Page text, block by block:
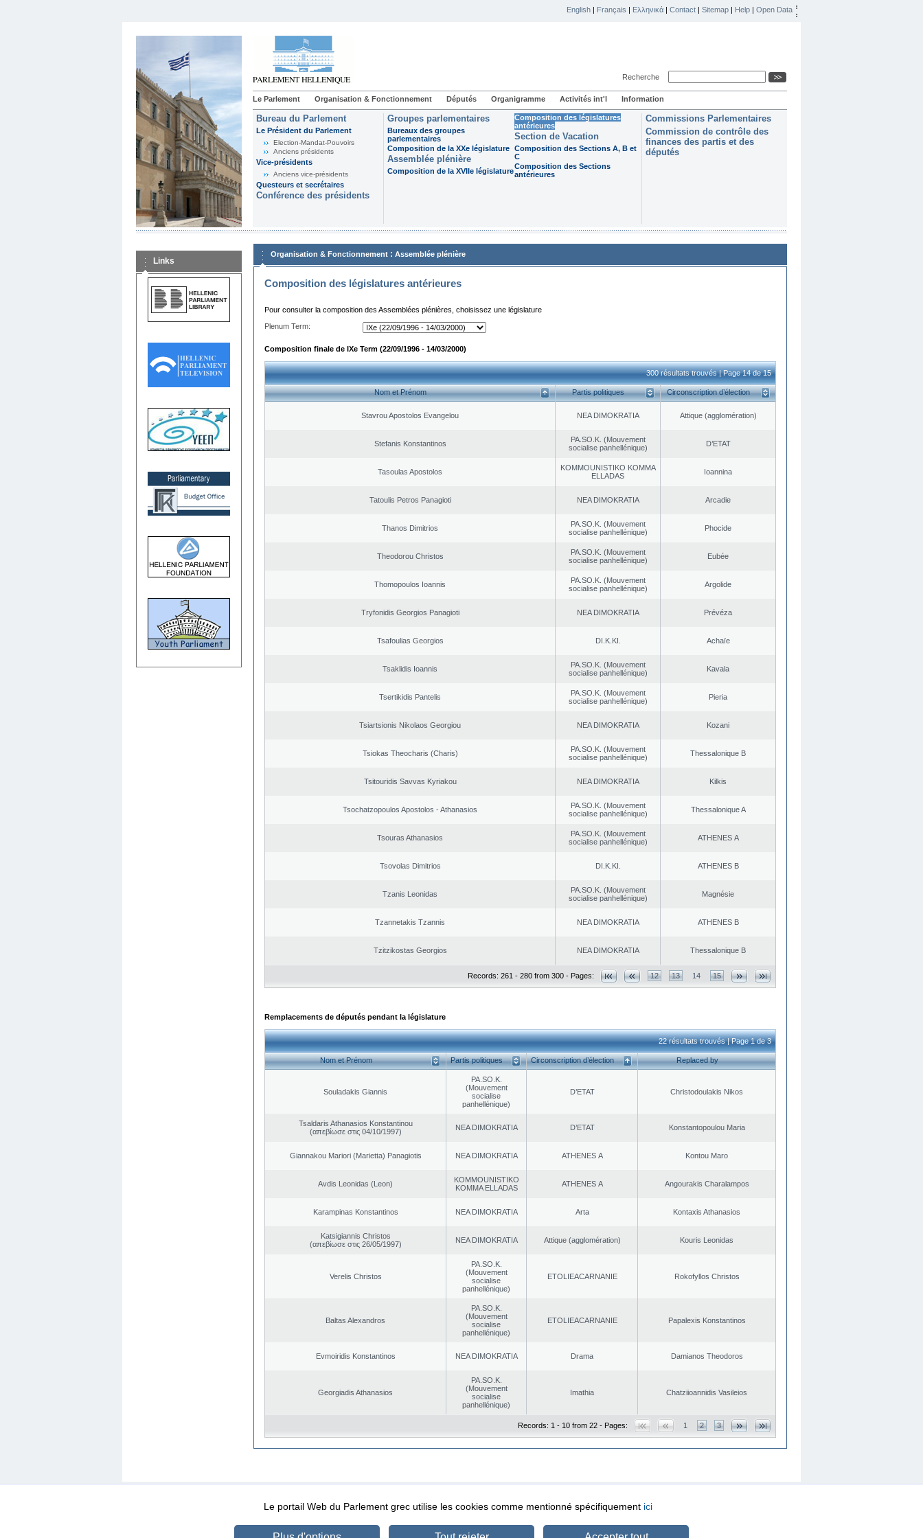
English | Français | Ελληνικά | Contact | Sitemap | Help | Open Data
Recherche
Le Parlement Organisation & Fonctionnement Députés Organigramme Activités int'l Information
Bureau du Parlement
Le Président du Parlement
Election-Mandat-Pouvoirs
Anciens présidents
Vice-présidents
Anciens vice-présidents
Questeurs et secrétaires
Conférence des présidents
Groupes parlementaires
Bureaux des groupes
parlementaires
Composition de la XXe législature
Assemblée plénière
Composition de la XVIIe législature
Composition des législatures
antérieures
Section de Vacation
Composition des Sections A, B et
C
Composition des Sections
antérieures
Commissions Parlementaires
Commission de contrôle des
finances des partis et des
députés
Links
Organisation & Fonctionnement : Assemblée plénière
Composition des législatures antérieures
Pour consulter la composition des Assemblées plénières, choisissez une législature
Plenum Term:
Composition finale de IXe Term (22/09/1996 - 14/03/2000)
300 résultats trouvés | Page 14 de 15
Nom et Prénom Partis politiques Circonscription d’élection
Stavrou Apostolos Evangelou NEA DΙMOKRATIA Αttique (agglomération)
Stefanis Konstantinos
PA.SO.K. (Mouvement
socialise panhellénique)
D’ETAT
Tasoulas Apostolos
KOMMOUNISTIKO KOMMA
ELLADAS
Ioannina
Tatoulis Petros Panagioti NEA DΙMOKRATIA Arcadie
Thanos Dimitrios
PA.SO.K. (Mouvement
socialise panhellénique)
Phocide
Theodorou Christos
PA.SO.K. (Mouvement
socialise panhellénique)
Eubée
Thomopoulos Ioannis
PA.SO.K. (Mouvement
socialise panhellénique)
Argolide
Tryfonidis Georgios Panagioti NEA DΙMOKRATIA Prévéza
Tsafoulias Georgios DI.K.KI. Achaïe
Tsaklidis Ioannis
PA.SO.K. (Mouvement
socialise panhellénique)
Kavala
Tsertikidis Pantelis
PA.SO.K. (Mouvement
socialise panhellénique)
Pieria
Tsiartsionis Nikolaos Georgiou NEA DΙMOKRATIA Kozani
Tsiokas Theocharis (Charis)
PA.SO.K. (Mouvement
socialise panhellénique)
Thessalonique B
Tsitouridis Savvas Kyriakou NEA DΙMOKRATIA Kilkis
Tsochatzopoulos Apostolos - Athanasios
PA.SO.K. (Mouvement
socialise panhellénique)
Thessalonique A
Tsouras Athanasios
PA.SO.K. (Mouvement
socialise panhellénique)
ATHENES Α
Tsovolas Dimitrios DI.K.KI. ATHENES Β
Tzanis Leonidas
PA.SO.K. (Mouvement
socialise panhellénique)
Magnésie
Tzannetakis Tzannis NEA DΙMOKRATIA ATHENES Β
Tzitzikostas Georgios NEA DΙMOKRATIA Thessalonique B
Records: 261 - 280 from 300 - Pages: 12 13 14 15
Remplacements de députés pendant la législature
22 résultats trouvés | Page 1 de 3
Nom et Prénom Partis politiques Circonscription d’élection Replaced by
Souladakis Giannis
PA.SO.K.
(Mouvement
socialise
panhellénique)
D’ETAT Christodoulakis Nikos
Tsaldaris Athanasios Konstantinou
(απεβίωσε στις 04/10/1997)
NEA DΙMOKRATIA D’ETAT Konstantopoulou Maria
Giannakou Mariori (Marietta) Panagiotis NEA DΙMOKRATIA ATHENES Α Kontou Maro
Avdis Leonidas (Leon)
KOMMOUNISTIKO
KOMMA ELLADAS
ATHENES Α Angourakis Charalampos
Karampinas Konstantinos NEA DΙMOKRATIA Arta Kontaxis Athanasios
Katsigiannis Christos
(απεβίωσε στις 26/05/1997)
NEA DΙMOKRATIA Αttique (agglomération) Kouris Leonidas
Verelis Christos
PA.SO.K.
(Mouvement
socialise
panhellénique)
EΤOLIEACARNANIE Rokofyllos Christos
Baltas Alexandros
PA.SO.K.
(Mouvement
socialise
panhellénique)
EΤOLIEACARNANIE Papalexis Konstantinos
Evmoiridis Konstantinos NEA DΙMOKRATIA Drama Damianos Theodoros
Georgiadis Athanasios
PA.SO.K.
(Mouvement
socialise
panhellénique)
Imathia Chatziioannidis Vasileios
Records: 1 - 10 from 22 - Pages: 1 2 3
Conditions d’utilisation Data Protection Security & Access
Le portail Web du Parlement grec utilise les cookies comme mentionné spécifiquement ici